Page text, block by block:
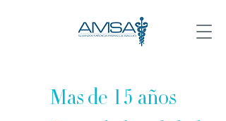
Mas de 15 años